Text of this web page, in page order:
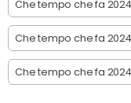
Che tempo che fa
Che tempo che fa
Che tempo che fa